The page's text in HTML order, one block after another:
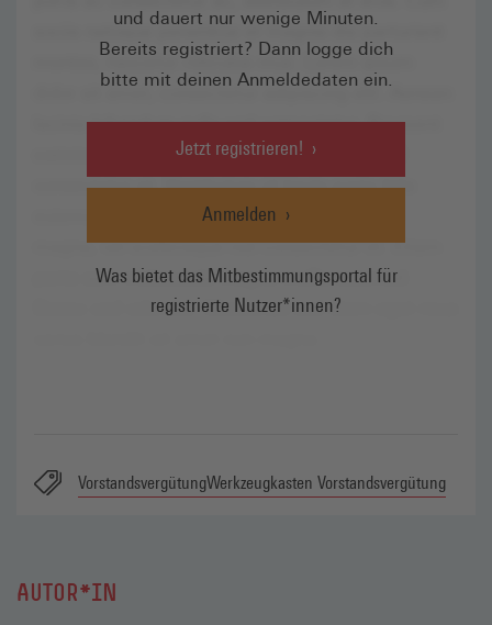
und dauert nur wenige Minuten.
Bereits registriert? Dann logge dich
bitte mit deinen Anmeldedaten ein.
Jetzt registrieren!
Anmelden
Was bietet das Mitbestimmungsportal für
registrierte Nutzer*innen?
VorstandsvergütungWerkzeugkasten Vorstandsvergütung
AUTOR*IN